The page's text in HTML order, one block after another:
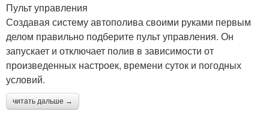
Пульт управления
Создавая систему автополива своими руками первым
делом правильно подберите пульт управления. Он
запускает и отключает полив в зависимости от
произведенных настроек, времени суток и погодных
условий.
читать дальше →